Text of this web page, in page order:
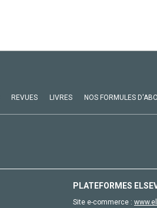
REVUES LIVRES NOS FORMULES
PLATEFORMES
Site e-commerce :